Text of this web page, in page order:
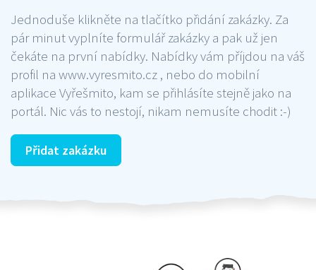
Jednoduše klikněte na tlačítko přidání zakázky. Za
pár minut vyplníte formulář zakázky a pak už jen
čekáte na první nabídky. Nabídky vám příjdou na váš
profil na www.vyresmito.cz , nebo do mobilní
aplikace Vyřešmito, kam se přihlásíte stejně jako na
portál. Nic vás to nestojí, nikam nemusíte chodit :-)
Přidat zakázku